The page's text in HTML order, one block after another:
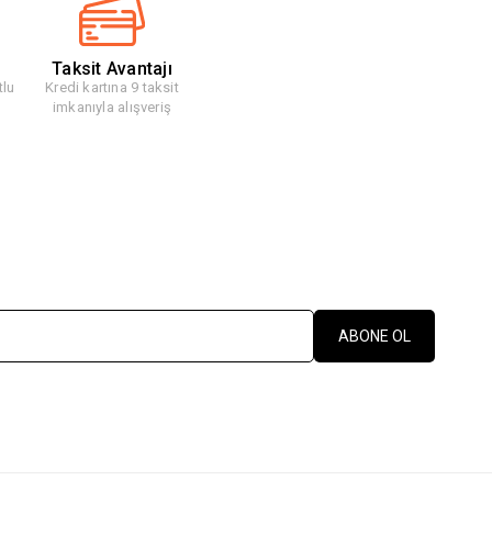
Taksit Avantajı
Kredi kartına 9 taksit
imkanıyla alışveriş
ABONE OL